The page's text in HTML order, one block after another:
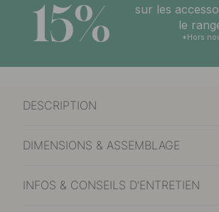
15%
sur les
le
*Hors
DESCRIPTION
DIMENSIONS & ASSEMBLAGE
INFOS & CONSEILS D'ENTRETIEN